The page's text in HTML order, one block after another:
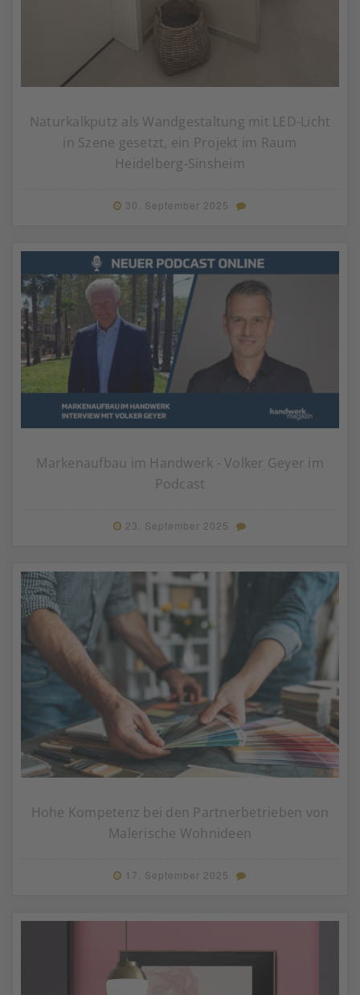
Naturkalkputz als Wandgestaltung mit LED-Licht
in Szene gesetzt, ein Projekt im Raum
Heidelberg-Sinsheim
30. September 2025
Markenaufbau im Handwerk - Volker Geyer im
Podcast
23. September 2025
Hohe Kompetenz bei den Partnerbetrieben von
Malerische Wohnideen
17. September 2025